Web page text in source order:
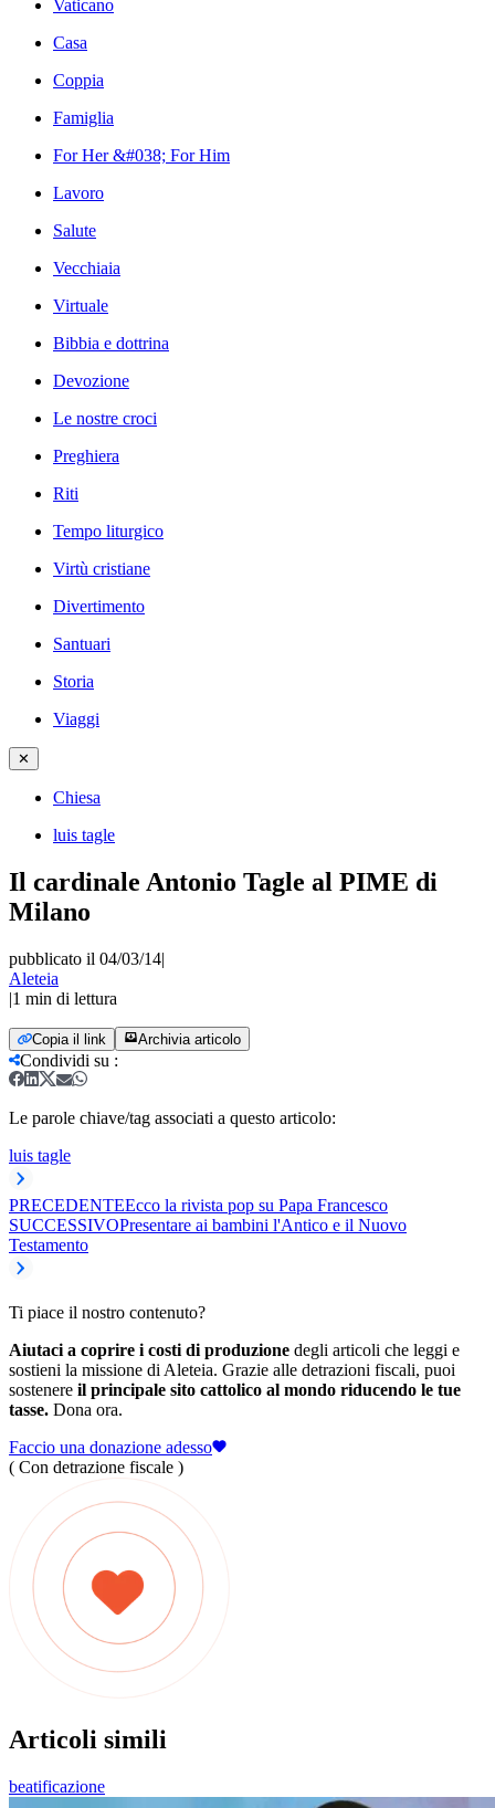
Vaticano
Casa
Coppia
Famiglia
For Her &#038; For Him
Lavoro
Salute
Vecchiaia
Virtuale
Bibbia e dottrina
Devozione
Le nostre croci
Preghiera
Riti
Tempo liturgico
Virtù cristiane
Divertimento
Santuari
Storia
Viaggi
✕
Chiesa
luis tagle
Il cardinale Antonio Tagle al PIME di
Milano
pubblicato il 04/03/14|
Aleteia
|1 min di lettura
Copia il link Archivia articolo
Condividi su :
Le parole chiave/tag associati a questo articolo:
luis tagle
PRECEDENTEEcco la rivista pop su Papa Francesco
SUCCESSIVOPresentare ai bambini l'Antico e il Nuovo
Testamento
Ti piace il nostro contenuto?
Aiutaci a coprire i costi di produzione degli articoli che leggi e
sostieni la missione di Aleteia. Grazie alle detrazioni fiscali, puoi
sostenere il principale sito cattolico al mondo riducendo le tue
tasse. Dona ora.
Faccio una donazione adesso
( Con detrazione fiscale )
Articoli simili
beatificazione